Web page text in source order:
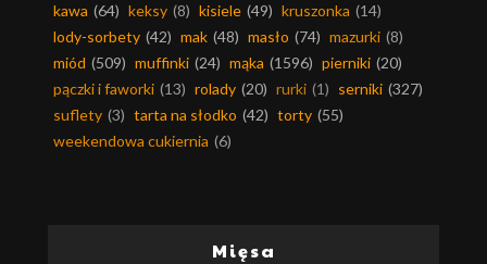
kawa (64) keksy (8) kisiele (49) kruszonka (14)
lody-sorbety (42) mak (48) masło (74) mazurki (8)
miód (509) muffinki (24) mąka (1596) pierniki (20)
pączki i faworki (13) rolady (20) rurki (1) serniki (327)
suflety (3) tarta na słodko (42) torty (55)
weekendowa cukiernia (6)
Mięsa